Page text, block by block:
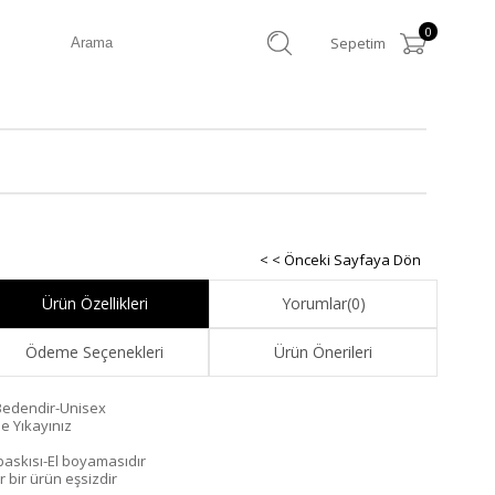
Sepetim
0
< < Önceki Sayfaya Dön
Ürün Özellikleri Yorumlar(0)
Ödeme Seçenekleri Ürün Önerileri
Unisex
Yıkayınız
El boyamasıdır
bir ürün eşsizdir